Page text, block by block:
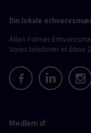
Din lokale
Allan Folmer
Vores telefoner er åbne
Medlem af: